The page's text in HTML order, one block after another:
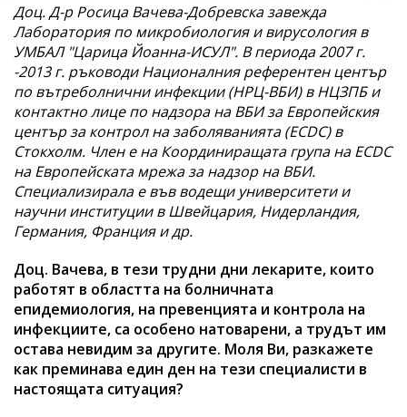
Доц. Д-р Росица Вачева-Добревска завежда
Лаборатория по микробиология и вирусология в
УМБАЛ "Царица Йоанна-ИСУЛ". В периода 2007 г.
-2013 г. ръководи Националния референтен център
по вътреболнични инфекции (НРЦ-ВБИ) в НЦЗПБ и
контактно лице по надзора на ВБИ за Европейския
център за контрол на заболяванията (ECDC) в
Стокхолм. Член е на Координиращата група на ECDC
на Европейската мрежа за надзор на ВБИ.
Специализирала е във водещи университети и
научни институции в Швейцария, Нидерландия,
Германия, Франция и др.
Доц. Вачева, в тези трудни дни лекарите, които
работят в областта на болничната
епидемиология, на превенцията и контрола на
инфекциите, са особено натоварени, а трудът им
остава невидим за другите. Моля Ви, разкажете
как преминава един ден на тези специалисти в
настоящата ситуация?